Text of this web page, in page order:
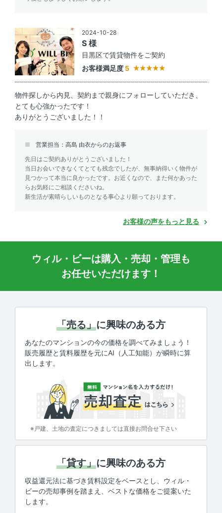
2024-10-28
S 様
目黒区で賃貸物件をご契約
お客様満足度 5
物件探しから内見、契約まで親身にフォローしていただき、
とても心強かったです！
ありがとうございました！！
営業担当：高島 由衣からのお返事
先日はご契約ありがとうございました！
当日お会いできなくてとても残念でしたが、無事納得いく物件が
見つかって本当に良かったです。お近くなので、また何かあった
らお気軽にご相談くださいね。
新生活が素晴らしいものとなる事心より願っております。
お客様の声をもっと見る
ウィル・ビーは購入・売却・管理も
お任せいただけます！
「売る」に興味のある方
あなたのマンションの今の価格を調べてみましょう！
販売履歴と賃料履歴を元にAI（人工知能）が瞬時に算
出します。
※戸建、土地の査定につきましては直接お問合せ下さい
「貸す」に興味のある方
収益還元法に基づき賃料設定をベースとし、ウィル・
ビーの売却事例を踏まえ、ベストな価格をご提案いた
します。